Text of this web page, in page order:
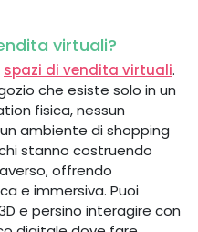
virtuali?
spazi di vendita virtuali.
che esiste solo in un
fisica, nessun
ambiente di shopping
stanno costruendo
offrendo
e immersiva. Puoi
e persino interagire con